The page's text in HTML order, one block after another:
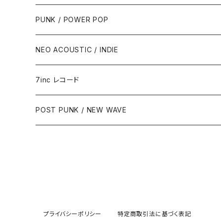
PUNK / POWER POP
NEO ACOUSTIC / INDIE
7inc レコード
PUNK / 2TONE
POST PUNK / NEW WAVE
プライバシーポリシー 特定商取引法に基づく表記